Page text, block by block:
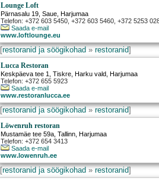
Lounge Loft
Pärnasalu 19 ,Saue , Harjumaa
Telefon: +372 603 5450, +372 603 5460, +372 5253
Saada e-mail
www.loftlounge.eu
[restoranid ja söögikohad»restoranid]
Lucca Restoran
Keskpäeva tee 1, Tiskre Harku vald
, Harjumaa
Telefon: +372 655 5923
Saada e-mail
www.restoranlucca.ee
[restoranid ja söögikohad»restoranid]
Löwenruh restoran
Mustamäe tee 59a ,Tallinn , Harjumaa
Telefon: +372 654 3413
Saada e-mail
www.lowenruh.ee
[restoranid ja söögikohad»restoranid]